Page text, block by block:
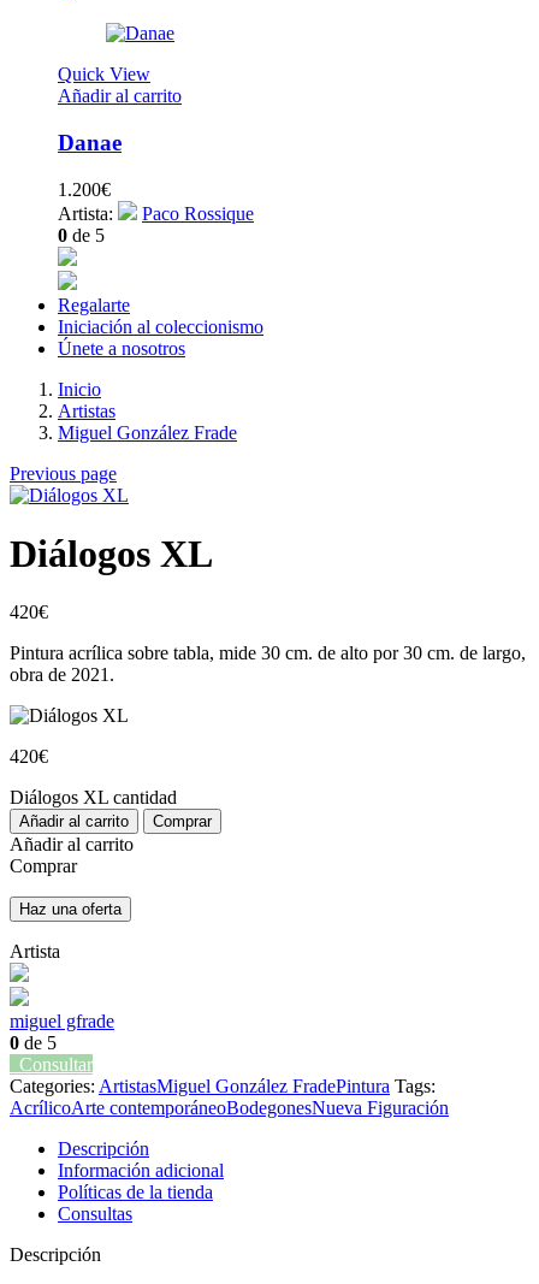
Quick View
Añadir al carrito
Danae
1.200€
Artista:
Paco Rossique
0 de 5
Regalarte
Iniciación al coleccionismo
Únete a nosotros
Inicio
Artistas
Miguel González Frade
Previous page
Diálogos XL
420€
Pintura acrílica sobre tabla, mide 30 cm. de alto por 30 cm. de largo,
obra de 2021.
420€
Diálogos XL cantidad
Añadir al carrito Comprar
Añadir al carrito
Comprar
Haz una oferta
Artista
miguel gfrade
0 de 5
Consultar
Categories: ArtistasMiguel González FradePintura Tags:
AcrílicoArte contemporáneoBodegonesNueva Figuración
Descripción
Información adicional
Políticas de la tienda
Consultas
Descripción